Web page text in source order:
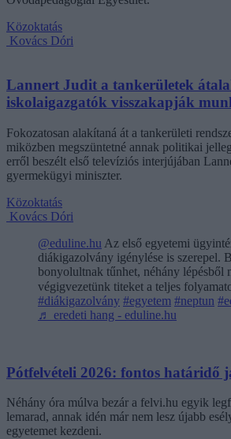
Közoktatás
Kovács Dóri
Lannert Judit a tankerületek
iskolaigazgatók visszakapják
Fokozatosan alakítaná át a tankerületi
miközben megszüntetné annak politikai
erről beszélt első televíziós interjújában
gyermekügyi miniszter.
Közoktatás
Kovács Dóri
@eduline.hu Az első egyetemi
diákigazolvány igénylése is szerepel.
bonyolultnak tűnhet, néhány lépésből
végigvezetünk titeket a teljes
#diákigazolvány #egyetem #neptun
♬ eredeti hang - eduline.hu
Pótfelvételi 2026: fontos határidő
Néhány óra múlva bezár a felvi.hu egyik
lemarad, annak idén már nem lesz újabb
egyetemet kezdeni.